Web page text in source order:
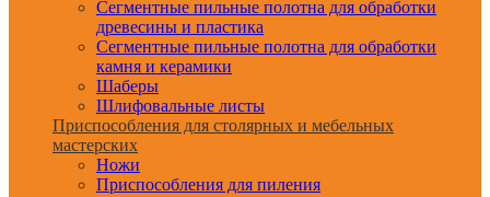
Сегментные пильные полотна для обработки
древесины и пластика
Сегментные пильные полотна для обработки
камня и керамики
Шаберы
Шлифовальные листы
Приспособления для столярных и мебельных
мастерских
Ножи
Приспособления для пиления